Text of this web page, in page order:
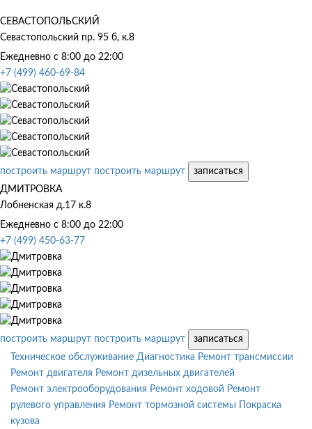
СЕВАСТОПОЛЬСКИЙ
Севастопольский пр. 95 б, к.8
Ежедневно с 8:00 до 22:00
+7 (499) 460-69-84
построить маршрут построить маршрут
записаться
ДМИТРОВКА
Лобненская д.17 к.8
Ежедневно с 8:00 до 22:00
+7 (499) 450-63-77
построить маршрут построить маршрут
записаться
Техническое обслуживание Диагностика Ремонт трансмиссии
Ремонт двигателя Ремонт дизельных двигателей
Ремонт электрооборудования Ремонт ходовой Ремонт
рулевого управления Ремонт тормозной системы
Покраска
кузова